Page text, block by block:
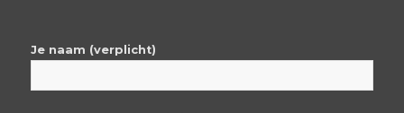
Je naam (verplicht)